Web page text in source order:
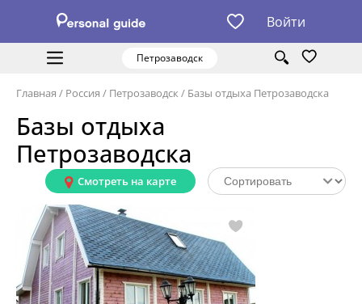
Войти
Петрозаводск
Главная / Россия / Петрозаводск / Базы отдыха Петрозаводска
Базы отдыха
Петрозаводска
Смотреть на карте